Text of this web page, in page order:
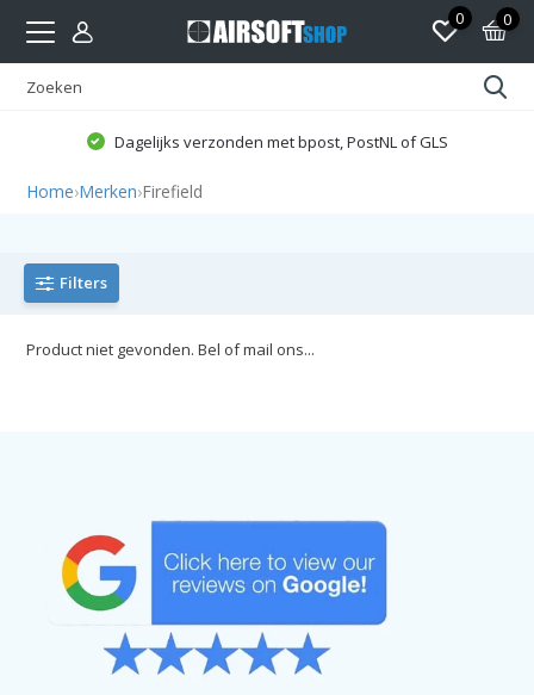
0 0
Dagelijks verzonden met bpost, PostNL of GLS
Home›Merken›Firefield
Filters
Product niet gevonden. Bel of mail ons...